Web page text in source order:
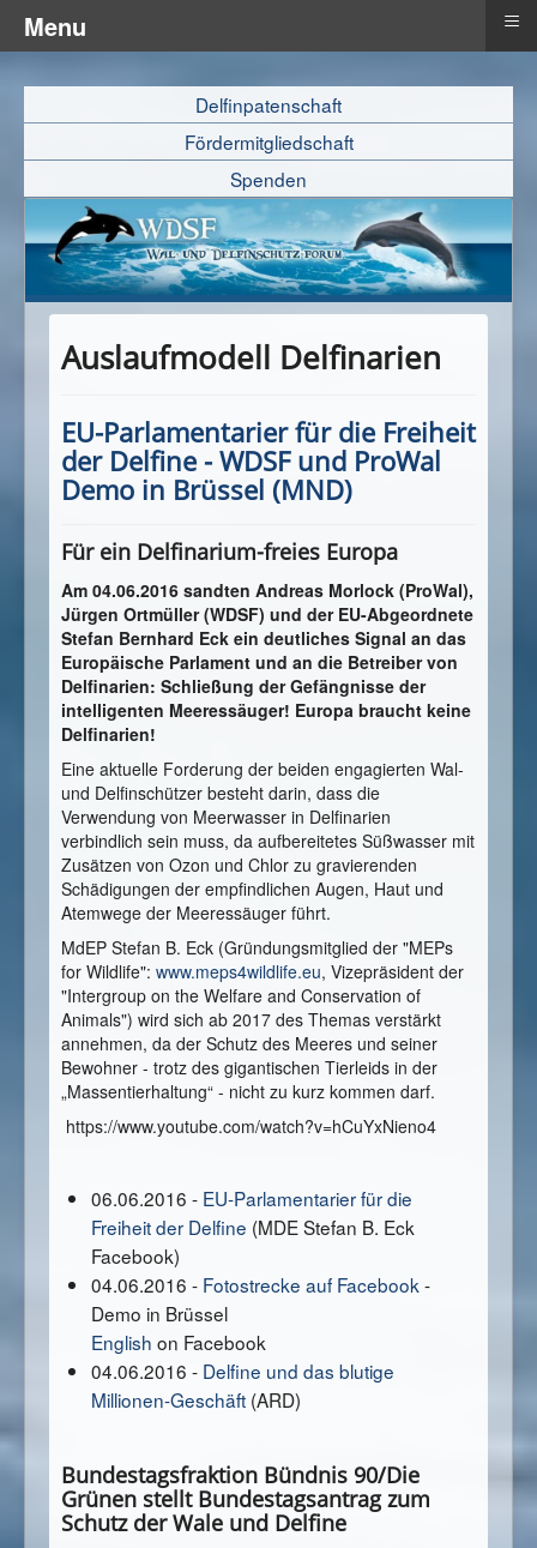
Delfinpatenschaft
Fördermitgliedschaft
Spenden
Auslaufmodell Delfinarien
EU-Parlamentarier für die Freiheit
der Delfine - WDSF und ProWal
Demo in Brüssel (MND)
Für ein Delfinarium-freies Europa
Am 04.06.2016 sandten Andreas Morlock (ProWal),
Jürgen Ortmüller (WDSF) und der EU-Abgeordnete
Stefan Bernhard Eck ein deutliches Signal an das
Europäische Parlament und an die Betreiber von
Delfinarien: Schließung der Gefängnisse der
intelligenten Meeressäuger! Europa braucht keine
Delfinarien!
Eine aktuelle Forderung der beiden engagierten Wal-
und Delfinschützer besteht darin, dass die
Verwendung von Meerwasser in Delfinarien
verbindlich sein muss, da aufbereitetes Süßwasser mit
Zusätzen von Ozon und Chlor zu gravierenden
Schädigungen der empfindlichen Augen, Haut und
Atemwege der Meeressäuger führt.
MdEP Stefan B. Eck (Gründungsmitglied der "MEPs
for Wildlife": www.meps4wildlife.eu, Vizepräsident der
"Intergroup on the Welfare and Conservation of
Animals") wird sich ab 2017 des Themas verstärkt
annehmen, da der Schutz des Meeres und seiner
Bewohner - trotz des gigantischen Tierleids in der
„Massentierhaltung“ - nicht zu kurz kommen darf.
https://www.youtube.com/watch?v=hCuYxNieno4
06.06.2016 - EU-Parlamentarier für die
Freiheit der Delfine (MDE Stefan B. Eck
Facebook)
04.06.2016 - Fotostrecke auf Facebook -
Demo in Brüssel
English on Facebook
04.06.2016 - Delfine und das blutige
Millionen-Geschäft (ARD)
Bundestagsfraktion Bündnis 90/Die
Grünen stellt Bundestagsantrag zum
Schutz der Wale und Delfine
Menu ≡